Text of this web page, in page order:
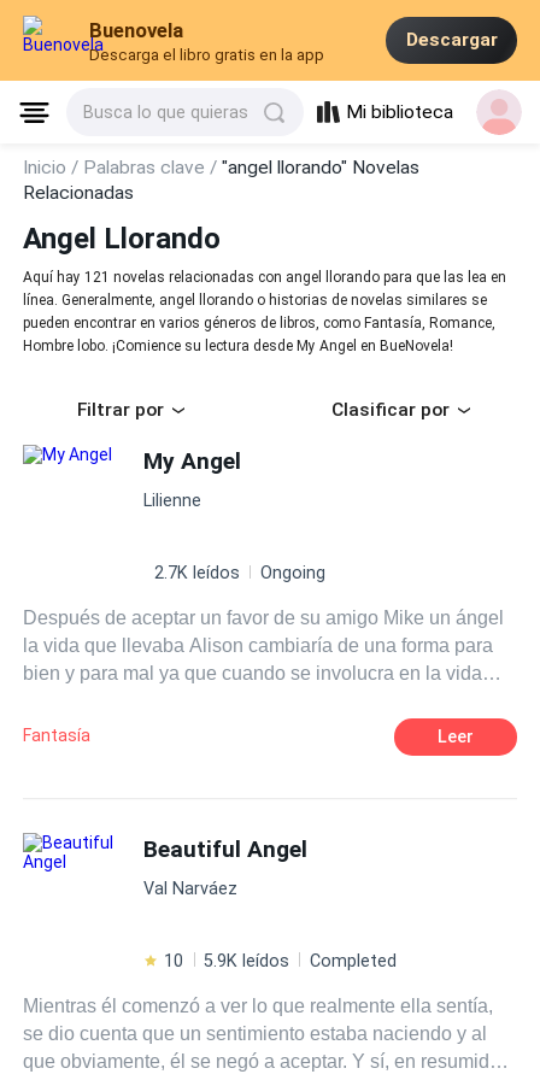
Buenovela
Descarga el libro gratis en la app
Descargar
Busca lo que quieras Mi biblioteca
Inicio / Palabras clave /"angel llorando" Novelas
Relacionadas
Angel Llorando
Aquí hay 121 novelas relacionadas con angel llorando para que las lea en
línea. Generalmente, angel llorando o historias de novelas similares se
pueden encontrar en varios géneros de libros, como Fantasía, Romance,
Hombre lobo. ¡Comience su lectura desde My Angel en BueNovela!
Filtrar por Clasificar por
My Angel
Lilienne
2.7K leídos Ongoing
Después de aceptar un favor de su amigo Mike un ángel
la vida que llevaba Alison cambiaría de una forma para
bien y para mal ya que cuando se involucra en la vida
pondrían en una difícil posición. Romper la reglas o no
Fantasía Leer
Beautiful Angel
Val Narváez
10 5.9K leídos Completed
Mientras él comenzó a ver lo que realmente ella sentía,
se dio cuenta que un sentimiento estaba naciendo y al
que obviamente, él se negó a aceptar. Y sí, en resumidas